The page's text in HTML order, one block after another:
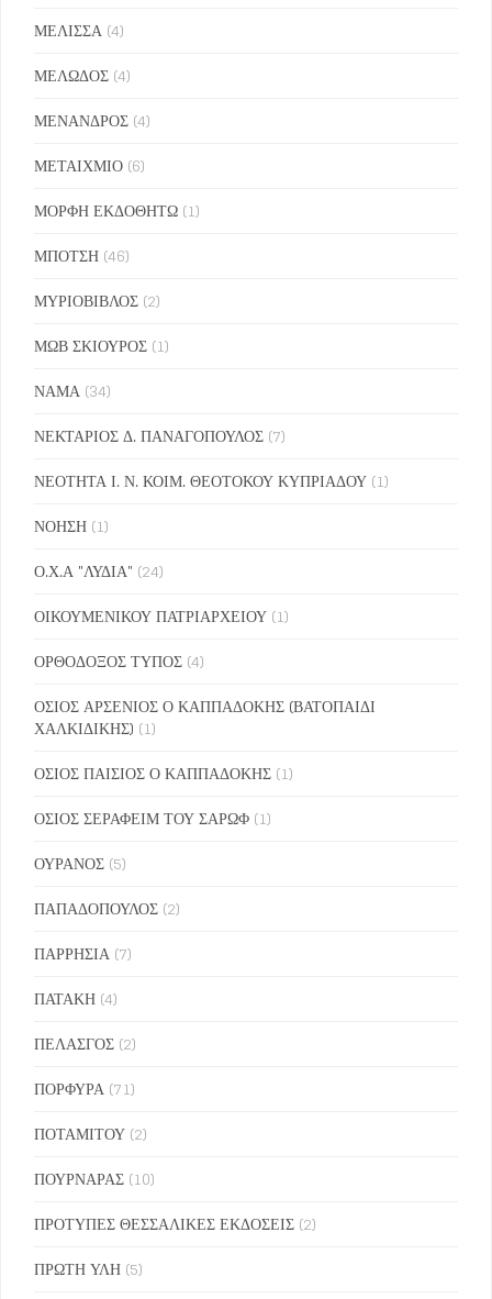
ΜΕΛΙΣΣΑ (4)
ΜΕΛΩΔΟΣ (4)
ΜΕΝΑΝΔΡΟΣ (4)
ΜΕΤΑΙΧΜΙΟ (6)
ΜΟΡΦΗ ΕΚΔΟΘΗΤΩ (1)
ΜΠΟΤΣΗ (46)
ΜΥΡΙΟΒΙΒΛΟΣ (2)
ΜΩΒ ΣΚΙΟΥΡΟΣ (1)
ΝΑΜΑ (34)
ΝΕΚΤΑΡΙΟΣ Δ. ΠΑΝΑΓΟΠΟΥΛΟΣ (7)
ΝΕΟΤΗΤΑ Ι. Ν. ΚΟΙΜ. ΘΕΟΤΟΚΟΥ ΚΥΠΡΙΑΔΟΥ (1)
ΝΟΗΣΗ (1)
Ο.Χ.Α "ΛΥΔΙΑ" (24)
ΟΙΚΟΥΜΕΝΙΚΟΥ ΠΑΤΡΙΑΡΧΕΙΟΥ (1)
ΟΡΘΟΔΟΞΟΣ ΤΥΠΟΣ (4)
ΟΣΙΟΣ ΑΡΣΕΝΙΟΣ Ο ΚΑΠΠΑΔΟΚΗΣ (ΒΑΤΟΠΑΙΔΙ
ΧΑΛΚΙΔΙΚΗΣ) (1)
ΟΣΙΟΣ ΠΑΙΣΙΟΣ Ο ΚΑΠΠΑΔΟΚΗΣ (1)
ΟΣΙΟΣ ΣΕΡΑΦΕΙΜ ΤΟΥ ΣΑΡΩΦ (1)
ΟΥΡΑΝΟΣ (5)
ΠΑΠΑΔΟΠΟΥΛΟΣ (2)
ΠΑΡΡΗΣΙΑ (7)
ΠΑΤΑΚΗ (4)
ΠΕΛΑΣΓΟΣ (2)
ΠΟΡΦΥΡΑ (71)
ΠΟΤΑΜΙΤΟΥ (2)
ΠΟΥΡΝΑΡΑΣ (10)
ΠΡΟΤΥΠΕΣ ΘΕΣΣΑΛΙΚΕΣ ΕΚΔΟΣΕΙΣ (2)
ΠΡΩΤΗ ΥΛΗ (5)